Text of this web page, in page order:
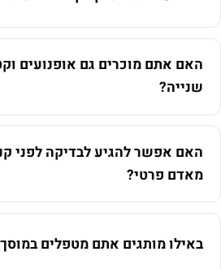
האם אתם מוכרים גם אופנועים
שנייה?
האם אפשר להגיע לבדיקה לפני
מאדם פרטי?
באילו מותגים אתם מטפלים